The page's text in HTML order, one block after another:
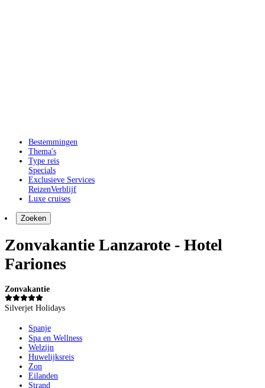
Bestemmingen
Thema's
Type reis
Specials
Exclusieve Services
ReizenVerblijf
Luxe cruises
Zoeken
Zonvakantie Lanzarote - Hotel
Fariones
Zonvakantie
Silverjet Holidays
Spanje
Spa en Wellness
Welzijn
Huwelijksreis
Zon
Eilanden
Strand